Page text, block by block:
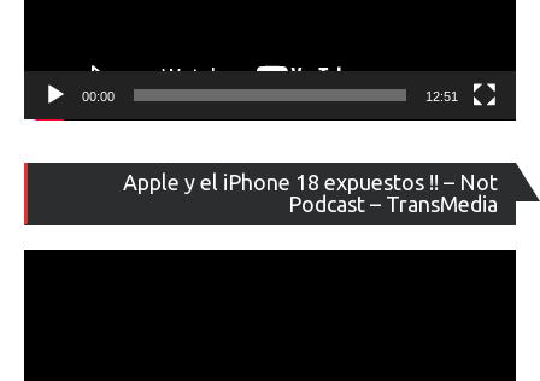
00:00 12:51
Apple y el iPhone 18 expuestos !! – Not
Podcast – TransMedia
de